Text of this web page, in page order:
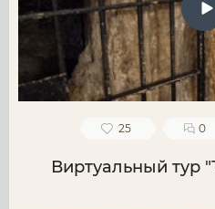
25 0
Виртуальный тур